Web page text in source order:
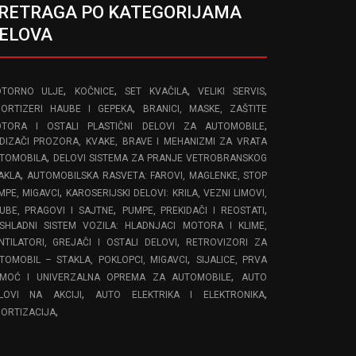
PO KATEGORIJAMA
ULJE, KOČNICE,SET KVAČILA,VELIKI SERVIS,
HAUBE I GEPEKA,
BRANICI, MASKE, ZAŠTITE
I OSTALI PLASTIČNI DELOVI ZA AUTOMOBILE,
PROZORA, KVAKE, BRAVE I MEHANIZMI ZA VRATA
, DELOVI SISTEMA ZA PRANJE VETROBRANSKOG
,AUTOMOBILSKA RASVETA: FAROVI, MAGLENKE, STOP
MIGAVCI , KAROSERIJSKI DELOVI: KRILA, VEZNI LIMOVI,
PRAGOVI I SAJTNE, PUMPE, PREKIDAČI I REOSTATI,
SISTEM VOZILA: HLADNJACI MOTORA I KLIME,
GREJAČI I OSTALI DELOVI ,
RETROVIZORI ZA
– STAKLA, POKLOPCI, MIGAVCI,
SIJALICE, PRVA
I UNIVERZALNA OPREMA ZA AUTOMOBILE,
AUTO
NA AKCIJI ,AUTO ELEKTRIKA I ELEKTRONIKA,
,